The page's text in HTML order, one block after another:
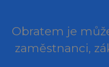
Obratem je
zaměstnanci,